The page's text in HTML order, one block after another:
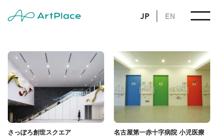
JP EN
さっぽろ創世スクエア
名古屋第一赤十字病院 小児医療